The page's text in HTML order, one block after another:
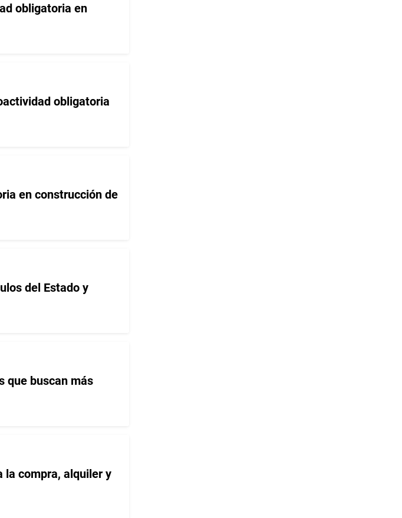
obligatoria en
obligatoria
en construcción de
del Estado y
que buscan más
la compra, alquiler y